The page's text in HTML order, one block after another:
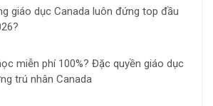
giáo dục Canada luôn đứng top đầu
miễn phí 100%? Đặc quyền giáo dục
trú nhân Canada